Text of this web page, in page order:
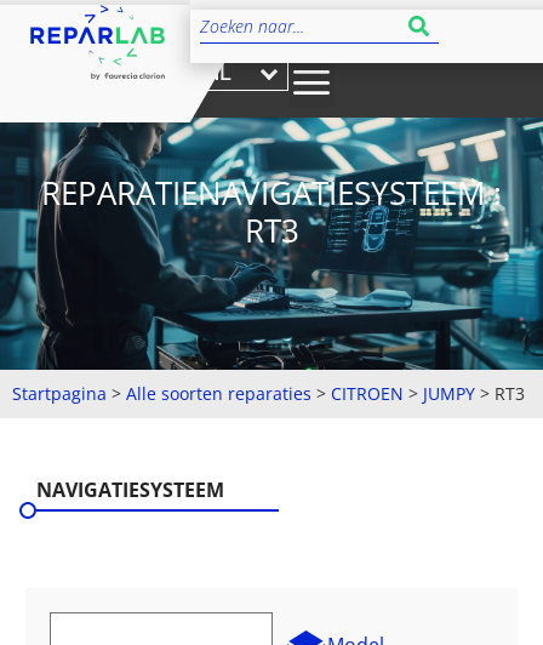
NL
REPARATIENAVIGATIESYSTEEM :
RT3
Startpagina > Alle soorten reparaties > CITROEN > JUMPY > RT3
NAVIGATIESYSTEEM